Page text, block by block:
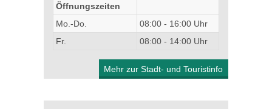
Öffnungszeiten
Mo.-Do.
08:00 - 16:00 Uhr
Fr.
08:00 - 14:00 Uhr
Mehr zur Stadt- und Touristinfo